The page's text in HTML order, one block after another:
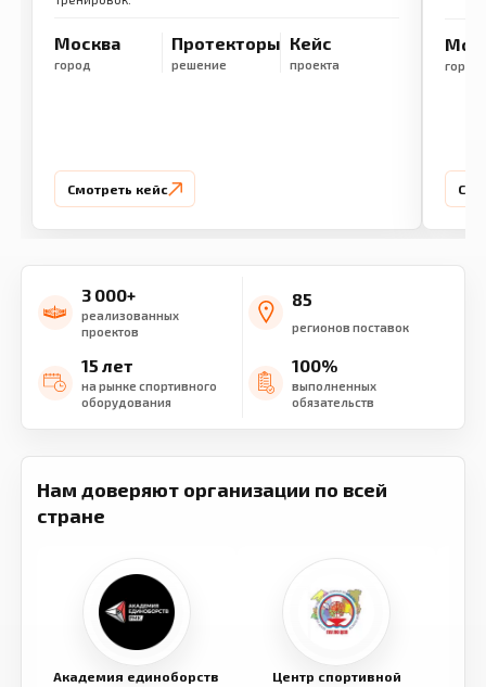
Москва
город
Протекторы
решение
Кейс
проекта
Смотреть кейс
город
3 000+
реализованных
проектов
85
регионов поставок
15 лет
на рынке спортивного
оборудования
100%
выполненных
обязательств
Нам доверяют организации по всей
стране
Академия единоборств
Центр спортивной